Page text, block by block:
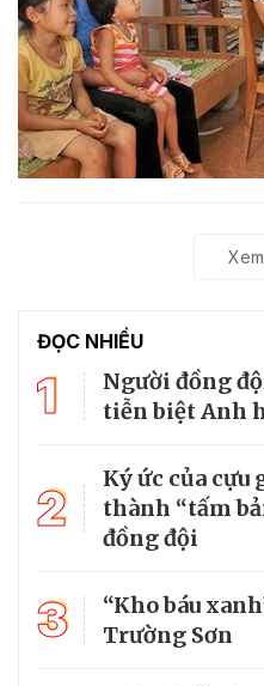
ĐỌC NHIỀU
1
Người đồng
tiễn biệt Anh
2
Ký ức của
thành “tấm
đồng đội
3
“Kho báu
Trường Sơn